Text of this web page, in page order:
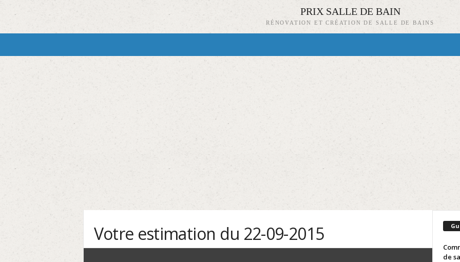
PRIX SALLE DE BAIN
RÉNOVATION ET CRÉATION DE SALLE DE BAINS
Votre estimation du 22-09-2015
de